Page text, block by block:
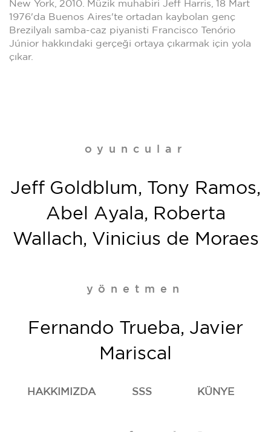
New York, 2010. Müzik muhabiri Jeff Harris, 18 Mart
1976'da Buenos Aires'te ortadan kaybolan genç
Brezilyalı samba-caz piyanisti Francisco Tenório
Júnior hakkındaki gerçeği ortaya çıkarmak için yola
çıkar.
oyuncular
Jeff Goldblum, Tony Ramos,
Abel Ayala, Roberta
Wallach, Vinicius de Moraes
yönetmen
Fernando Trueba, Javier
Mariscal
HAKKIMIZDA SSS KÜNYE